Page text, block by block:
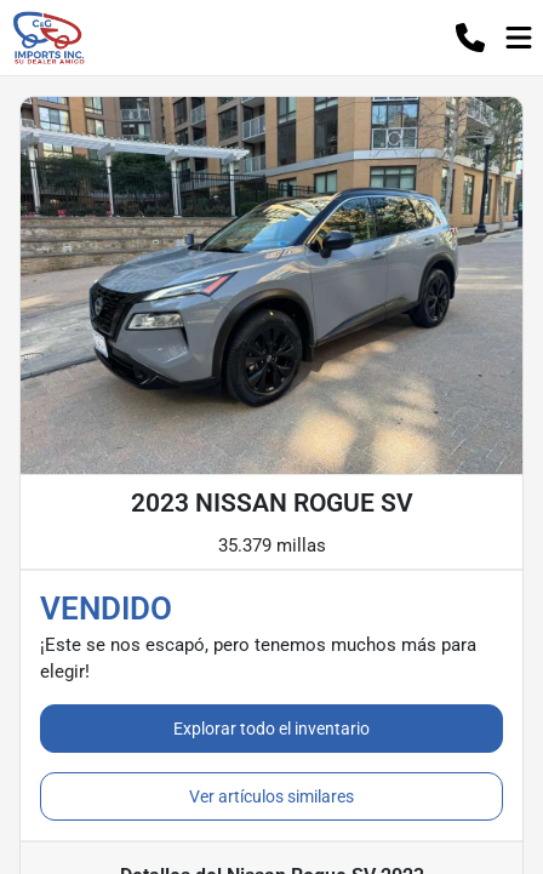
2023 NISSAN ROGUE SV
35.379 millas
VENDIDO
¡Este se nos escapó, pero tenemos muchos más para
elegir!
Explorar todo el inventario
Ver artículos similares